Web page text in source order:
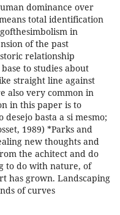
dominance over
total identification
in
of the past
relationship
to studies about
straight line against
also very common in
in this paper is to
basta a si mesmo;
1989) *Parks and
new thoughts and
the achitect and do
to do with nature, of
has grown. Landscaping
of curves